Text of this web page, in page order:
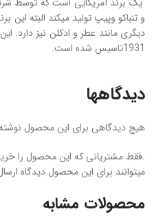
و تنباکو وپیپ تولید میکند البته این
1931تاسیس شده است.
دیدگاهها
هیچ دیدگاهی برای این محصول
.فقط مشتریانی که این محصول را
میتوانند برای این محصول دیدگاه
محصولات مشابه